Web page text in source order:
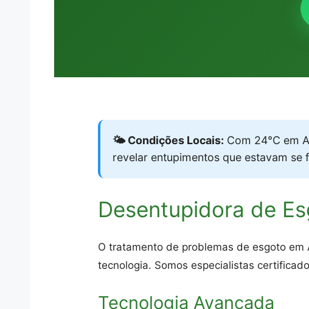
🌤️ Condições Locais: Com 24°C em
revelar entupimentos que estavam se
Desentupidora de
O tratamento de problemas de esgoto
tecnologia. Somos especialistas
Tecnologia Avançada